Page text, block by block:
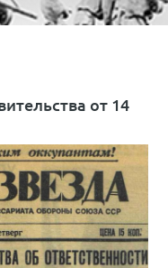
от 14